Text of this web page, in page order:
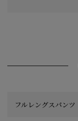
フルレングスパンツ